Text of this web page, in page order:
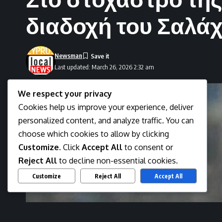
διαδοχή του
Last updated: March 26, 2026 2:32 am
Newsman
We respect your privacy
Cookies help us improve your experience, deliver
personalized content, and analyze traffic. You can
choose which cookies to allow by clicking
Customize. Click Accept All to consent or
Reject All to decline non-essential cookies.
Customize Reject All Accept All